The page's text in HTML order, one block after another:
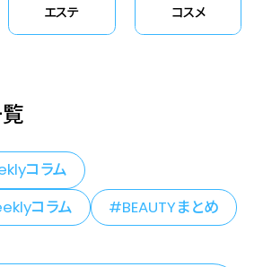
エステ コスメ
コラム
コラム
BEAUTYまとめ